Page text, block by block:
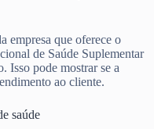
empresa que oferece o
de Saúde Suplementar
Isso pode mostrar se a
ao cliente.
saúde